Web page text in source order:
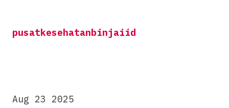
contentpusatkesehatanbinjaiid
Aug 23 2025